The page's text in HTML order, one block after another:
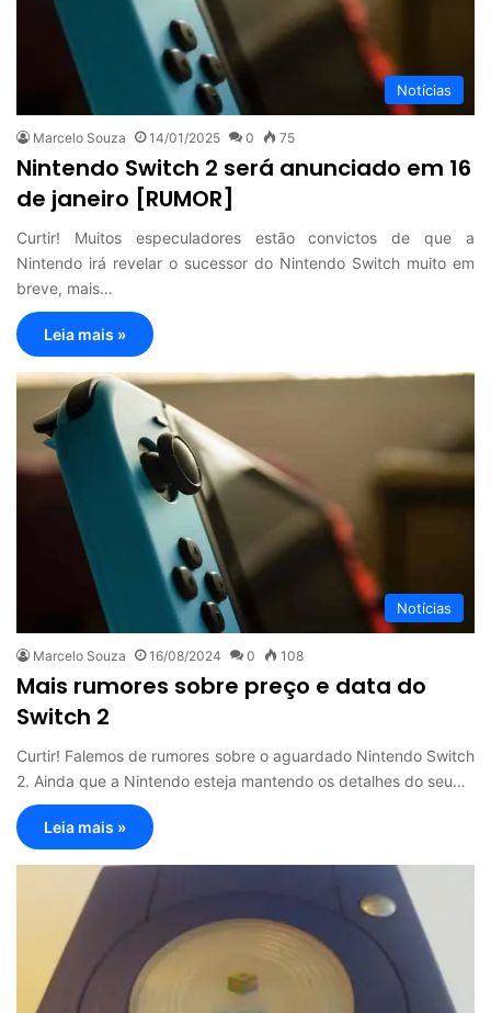
Notícias
Marcelo Souza 14/01/2025 0 75
Nintendo Switch 2 será anunciado em 16
de janeiro [RUMOR]
Curtir! Muitos especuladores estão convictos de que a
Nintendo irá revelar o sucessor do Nintendo Switch muito em
breve, mais…
Leia mais »
Notícias
Marcelo Souza 16/08/2024 0 108
Mais rumores sobre preço e data do
Switch 2
Curtir! Falemos de rumores sobre o aguardado Nintendo Switch
2. Ainda que a Nintendo esteja mantendo os detalhes do seu…
Leia mais »